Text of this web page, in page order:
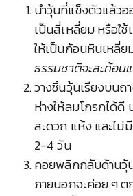
นำวุ้นที่แข็งตัวแล้ว
เป็นสี่เหลี่ยม หรือใ
ให้เป็นก้อนหินเหลี่ย
ธรรมชาติจะสะท้อ
วางชิ้นวุ้นเรียงบนถ
ห่างให้ลมโกรกได้ดี
สะดวก แห้ง และไม่
2-4 วัน
คอยพลิกกลับด้านวุ้น
ภายนอกจะค่อย ๆ